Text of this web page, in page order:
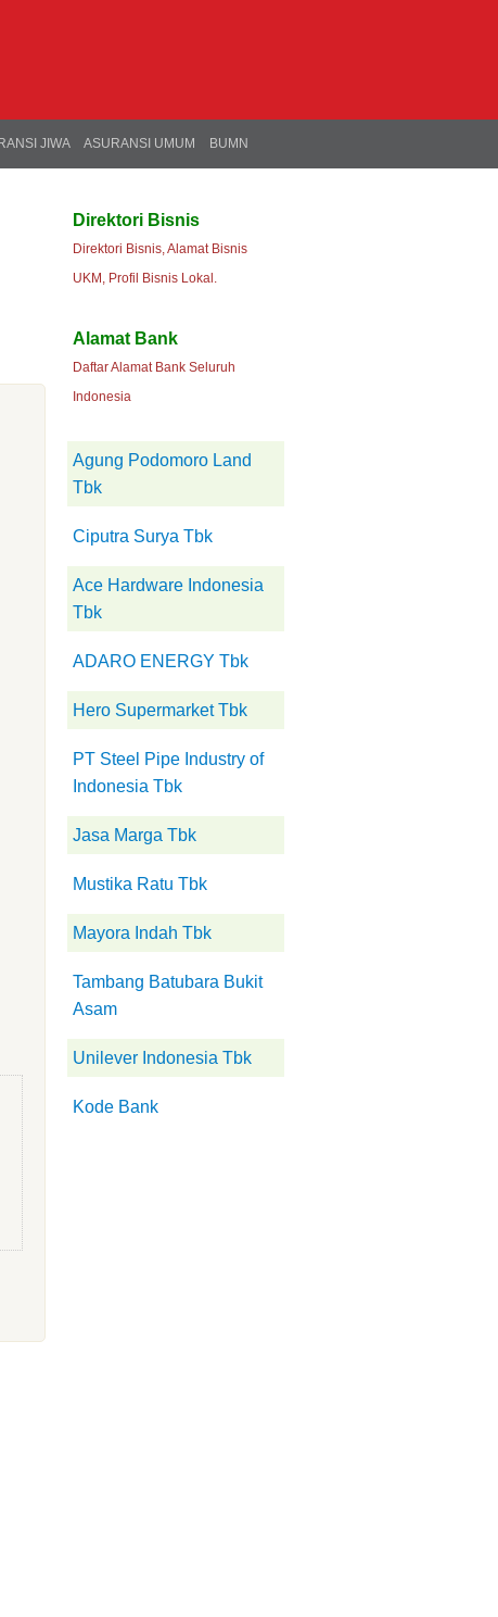
JIWA ASURANSI UMUM BUMN
Direktori Bisnis
Direktori Bisnis, Alamat Bisnis
UKM, Profil Bisnis Lokal.
Alamat Bank
Daftar Alamat Bank Seluruh
Indonesia
Agung Podomoro Land
Tbk
Ciputra Surya Tbk
Ace Hardware Indonesia
Tbk
ADARO ENERGY Tbk
Hero Supermarket Tbk
PT Steel Pipe Industry of
Indonesia Tbk
Jasa Marga Tbk
Mustika Ratu Tbk
Mayora Indah Tbk
Tambang Batubara Bukit
Asam
Unilever Indonesia Tbk
Kode Bank